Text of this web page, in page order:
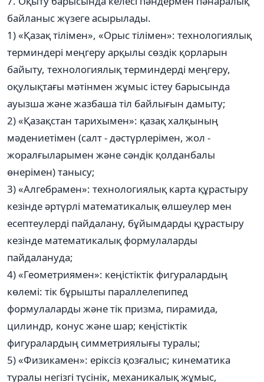
байланыс жүзеге асырылады.
1) «Қазақ тілімен», «Орыс тілімен»: технологиялық
терминдері меңгеру арқылы сөздік қорларын
байыту, технологиялық терминдерді меңгеру,
оқулықтағы мәтінмен жұмыс істеу барысында
ауызша және жазбаша тіл байлығын дамыту;
2) «Қазақстан тарихымен»: қазақ халқының
мәдениетімен (салт - дәстүрлерімен, жол -
жоралғыларымен және сәндік қолданбалы
өнерімен) танысу;
3) «Алгебрамен»: технологиялық карта құрастыру
кезінде әртүрлі математикалық өлшеулер мен
есептеулерді пайдалану, бұйымдарды құрастыру
кезінде математикалық формулаларды
пайдалануда;
4) «Геометриямен»: кеңістіктік фигуралардың
көлемі: тік бұрышты параллелепипед
формулаларды және тік призма, пирамида,
цилиндр, конус және шар; кеңістіктік
фигуралардың симметриялығы туралы;
5) «Физикамен»: еріксіз қозғалыс; кинематика
туралы негізгі түсінік, механикалық жұмыс,